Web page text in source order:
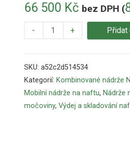
66 500 Kč bez DPH (
- + Přidat
SKU: a52c2d514534
Kategorií: Kombinované nádrže
Mobilní nádrže na naftu, Nádrže
močoviny, Výdej a skladování